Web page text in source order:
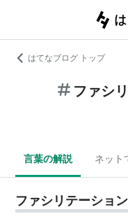
はてなブログ トップ
ファシ
言葉の解説 ネット
ファシリテーショ